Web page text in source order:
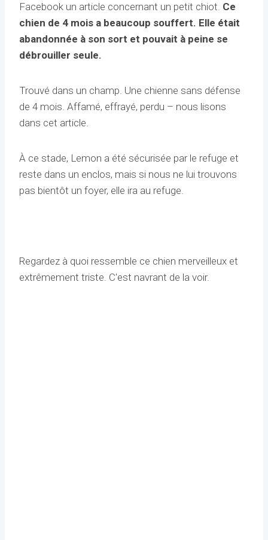
Facebook un article concernant un petit chiot. Ce
chien de 4 mois a beaucoup souffert. Elle était
abandonnée à son sort et pouvait à peine se
débrouiller seule.
Trouvé dans un champ. Une chienne sans défense
de 4 mois. Affamé, effrayé, perdu – nous lisons
dans cet article.
À ce stade, Lemon a été sécurisée par le refuge et
reste dans un enclos, mais si nous ne lui trouvons
pas bientôt un foyer, elle ira au refuge.
Regardez à quoi ressemble ce chien merveilleux et
extrêmement triste. C'est navrant de la voir.